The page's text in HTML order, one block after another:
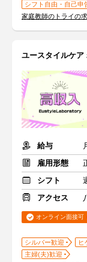
シフト自由・自己申
家庭教師のトライの
ユースタイルケア
給与
雇用形態
シフト
アクセス
オンライン面接可
シルバー歓迎 ヒ
主婦(夫)歓迎